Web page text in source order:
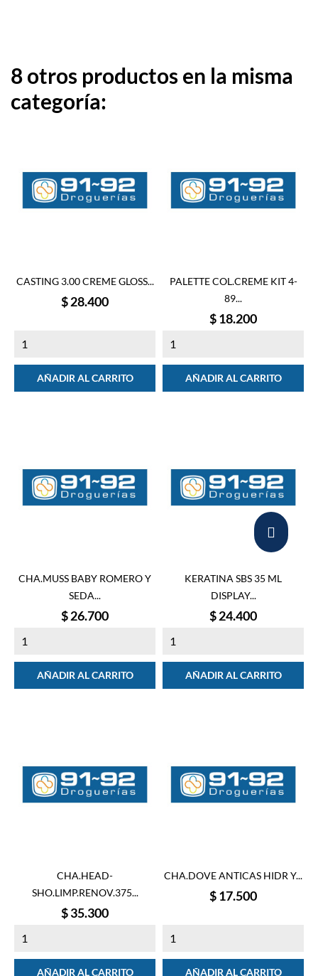
8 otros productos en la misma
categoría:
CASTING 3.00 CREME GLOSS...
Precio
$ 28.400
AÑADIR AL CARRITO
PALETTE COL.CREME KIT 4-
89...
Precio
$ 18.200
AÑADIR AL CARRITO
CHA.MUSS BABY ROMERO Y
SEDA...
Precio
$ 26.700
AÑADIR AL CARRITO
KERATINA SBS 35 ML
DISPLAY...
Precio
$ 24.400
AÑADIR AL CARRITO
CHA.HEAD-
SHO.LIMP.RENOV.375...
Precio
$ 35.300
AÑADIR AL CARRITO
CHA.DOVE ANTICAS HIDR Y...
Precio
$ 17.500
AÑADIR AL CARRITO